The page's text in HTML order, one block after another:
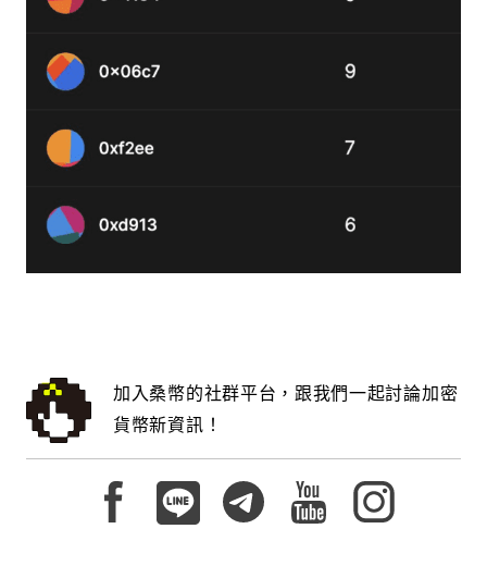
加入桑幣的社群平台，跟我們一起討論加密
貨幣新資訊！